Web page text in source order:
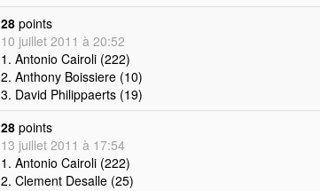
28 points
10 juillet 2011 à 20:52
1. Antonio Cairoli (222)
2. Anthony Boissiere (10)
3. David Philippaerts (19)
28 points
13 juillet 2011 à 17:54
1. Antonio Cairoli (222)
2. Clement Desalle (25)